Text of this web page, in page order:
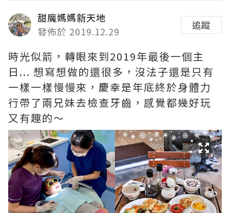
甜魔媽媽新天地
發佈於 2019.12.29
追蹤
時光似箭，轉眼來到2019年最後一個主
日... 想寫想做的還很多，沒法子還是只有
一樣一樣慢慢來，慶幸是年底終於身體力
行帶了兩兄妹去檢查牙齒，感覺都幾好玩
又有趣的～